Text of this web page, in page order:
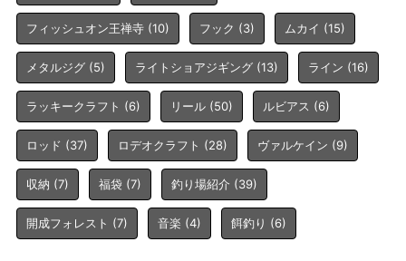
フィッシュオン王禅寺 (10) フック (3) ムカイ (15)
メタルジグ (5) ライトショアジギング (13) ライン (16)
ラッキークラフト (6) リール (50) ルビアス (6)
ロッド (37) ロデオクラフト (28) ヴァルケイン (9)
収納 (7) 福袋 (7) 釣り場紹介 (39)
開成フォレスト (7) 音楽 (4) 餌釣り (6)